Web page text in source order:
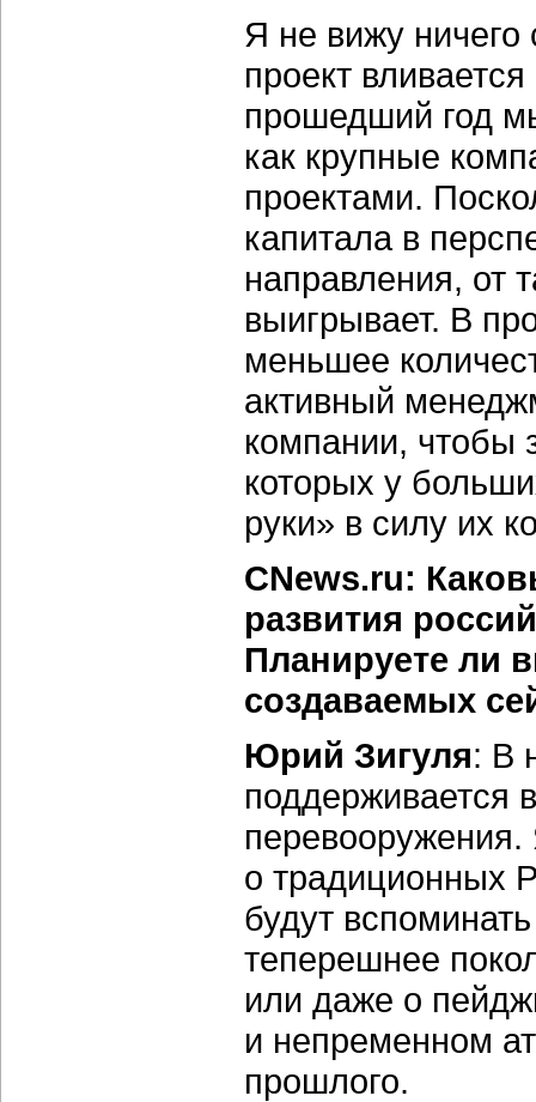
Я не вижу
проект
прошедший год
как крупные
проектами.
капитала в
направления, от
выигрывает. В
меньшее
активный
компании, чтобы
которых у
руки» в силу их
CNews.ru:
развития
Планируете ли
создаваемых
Юрий Зигуля: В
поддерживается
о традиционных
будут
теперешнее
или даже о
и непременном
прошлого.